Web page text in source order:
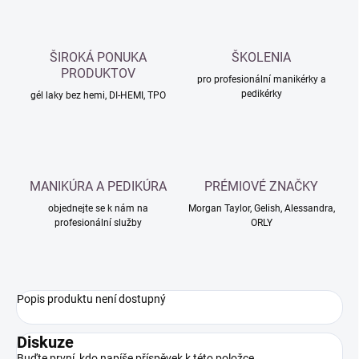
ŠIROKÁ PONUKA
PRODUKTOV
gél laky bez hemi, DI-HEMI, TPO
ŠKOLENIA
pro profesionální manikérky a
pedikérky
MANIKÚRA A PEDIKÚRA
objednejte se k nám na
profesionální služby
PRÉMIOVÉ ZNAČKY
Morgan Taylor, Gelish, Alessandra,
ORLY
Popis produktu není dostupný
Diskuze